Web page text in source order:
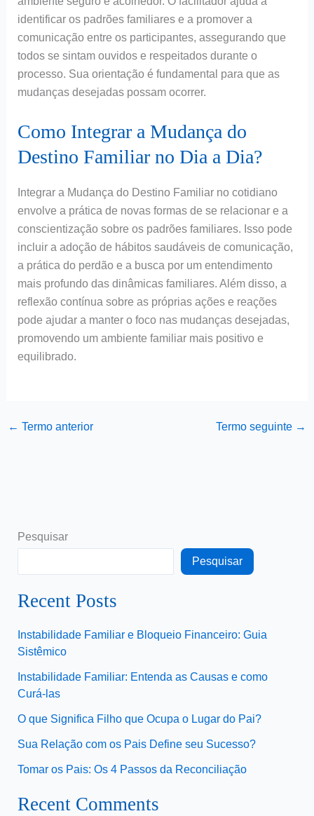
identificar os padrões familiares e a promover a
comunicação entre os participantes, assegurando que
todos se sintam ouvidos e respeitados durante o
processo. Sua orientação é fundamental para que as
mudanças desejadas possam ocorrer.
Como Integrar a Mudança do
Destino Familiar no Dia a Dia?
Integrar a Mudança do Destino Familiar no cotidiano
envolve a prática de novas formas de se relacionar e a
conscientização sobre os padrões familiares. Isso pode
incluir a adoção de hábitos saudáveis de comunicação,
a prática do perdão e a busca por um entendimento
mais profundo das dinâmicas familiares. Além disso, a
reflexão contínua sobre as próprias ações e reações
pode ajudar a manter o foco nas mudanças desejadas,
promovendo um ambiente familiar mais positivo e
equilibrado.
← Termo anterior Termo seguinte →
Pesquisar
Pesquisar
Recent Posts
Instabilidade Familiar e Bloqueio Financeiro: Guia
Sistêmico
Instabilidade Familiar: Entenda as Causas e como
Curá-las
O que Significa Filho que Ocupa o Lugar do Pai?
Sua Relação com os Pais Define seu Sucesso?
Tomar os Pais: Os 4 Passos da Reconciliação
Recent Comments